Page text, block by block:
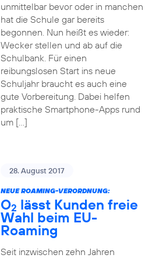
unmittelbar bevor oder in manchen
hat die Schule gar bereits
begonnen. Nun heißt es wieder:
Wecker stellen und ab auf die
Schulbank. Für einen
reibungslosen Start ins neue
Schuljahr braucht es auch eine
gute Vorbereitung. Dabei helfen
praktische Smartphone-Apps rund
um […]
28. August 2017
NEUE ROAMING-VERORDNUNG:
O2 lässt Kunden freie
Wahl beim EU-
Roaming
Seit inzwischen zehn Jahren